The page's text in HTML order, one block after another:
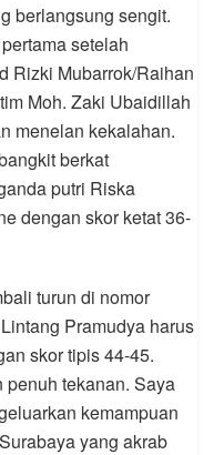
berlangsung sengit.
setelah
Rizki Mubarrok/Raihan
Moh. Zaki Ubaidillah
menelan kekalahan.
berkat
putri Riska
dengan skor ketat 36-
turun di nomor
Pramudya harus
skor tipis 44-45.
penuh tekanan. Saya
kemampuan
yang akrab